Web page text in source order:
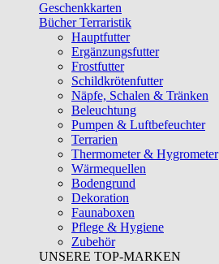
Geschenkkarten
Bücher Terraristik
Hauptfutter
Ergänzungsfutter
Frostfutter
Schildkrötenfutter
Näpfe, Schalen & Tränken
Beleuchtung
Pumpen & Luftbefeuchter
Terrarien
Thermometer & Hygrometer
Wärmequellen
Bodengrund
Dekoration
Faunaboxen
Pflege & Hygiene
Zubehör
UNSERE TOP-MARKEN